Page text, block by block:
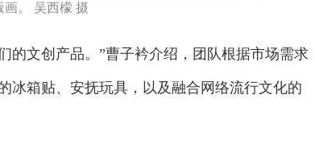
画。 吴西檬 摄
文创产品。”曹子衿介绍，团队根据市场需求
冰箱贴、安抚玩具，以及融合网络流行文化的